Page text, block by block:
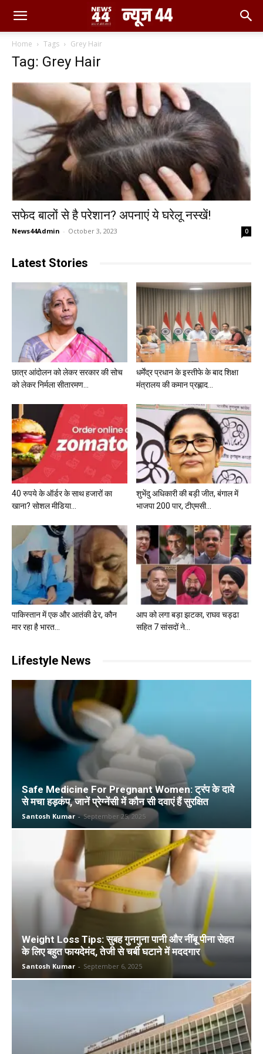
Home Tags Grey Hair
Tag: Grey Hair
सफेद बालों से है परेशान? अपनाएं ये घरेलू नस्खें!
News44Admin - October 3, 2023 0
Latest Stories
छात्र आंदोलन को लेकर सरकार की सोच
को लेकर निर्मला सीतारमण...
धर्मेंद्र प्रधान के इस्तीफे के बाद शिक्षा
मंत्रालय की कमान प्रह्लाद...
40 रुपये के ऑर्डर के साथ हजारों का
खाना? सोशल मीडिया...
शुभेंदु अधिकारी की बड़ी जीत, बंगाल में
भाजपा 200 पार, टीएमसी...
पाकिस्तान में एक और आतंकी ढेर, कौन
मार रहा है भारत...
आप को लगा बड़ा झटका, राघव चड्ढा
सहित 7 सांसदों ने...
Lifestyle News
Safe Medicine For Pregnant Women: ट्रंप के दावे
से मचा हड़कंप, जानें प्रेग्नेंसी में कौन सी दवाएं हैं सुरक्षित
Santosh Kumar - September 25, 2025
Weight Loss Tips: सुबह गुनगुना पानी और नींबू पीना सेहत
के लिए बहुत फायदेमंद, तेजी से चर्बी घटाने में मददगार
Santosh Kumar - September 6, 2025